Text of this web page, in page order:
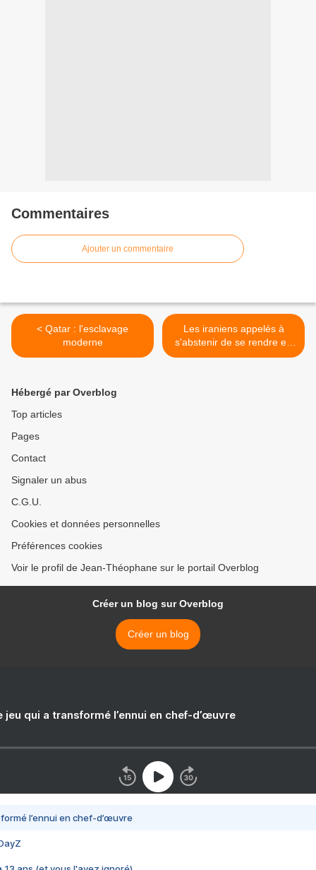
Commentaires
Ajouter un commentaire
< Qatar : l'esclavage
moderne
Les iraniens appelés à
s'abstenir de se rendre en
France >
Hébergé par Overblog
Top articles
Pages
Contact
Signaler un abus
C.G.U.
Cookies et données personnelles
Préférences cookies
Voir le profil de Jean-Théophane sur le portail Overblog
Créer un blog sur Overblog
Créer un blog
jeu qui a transformé l’ennui en chef-d’œuvre
l’ennui en chef-d’œuvre